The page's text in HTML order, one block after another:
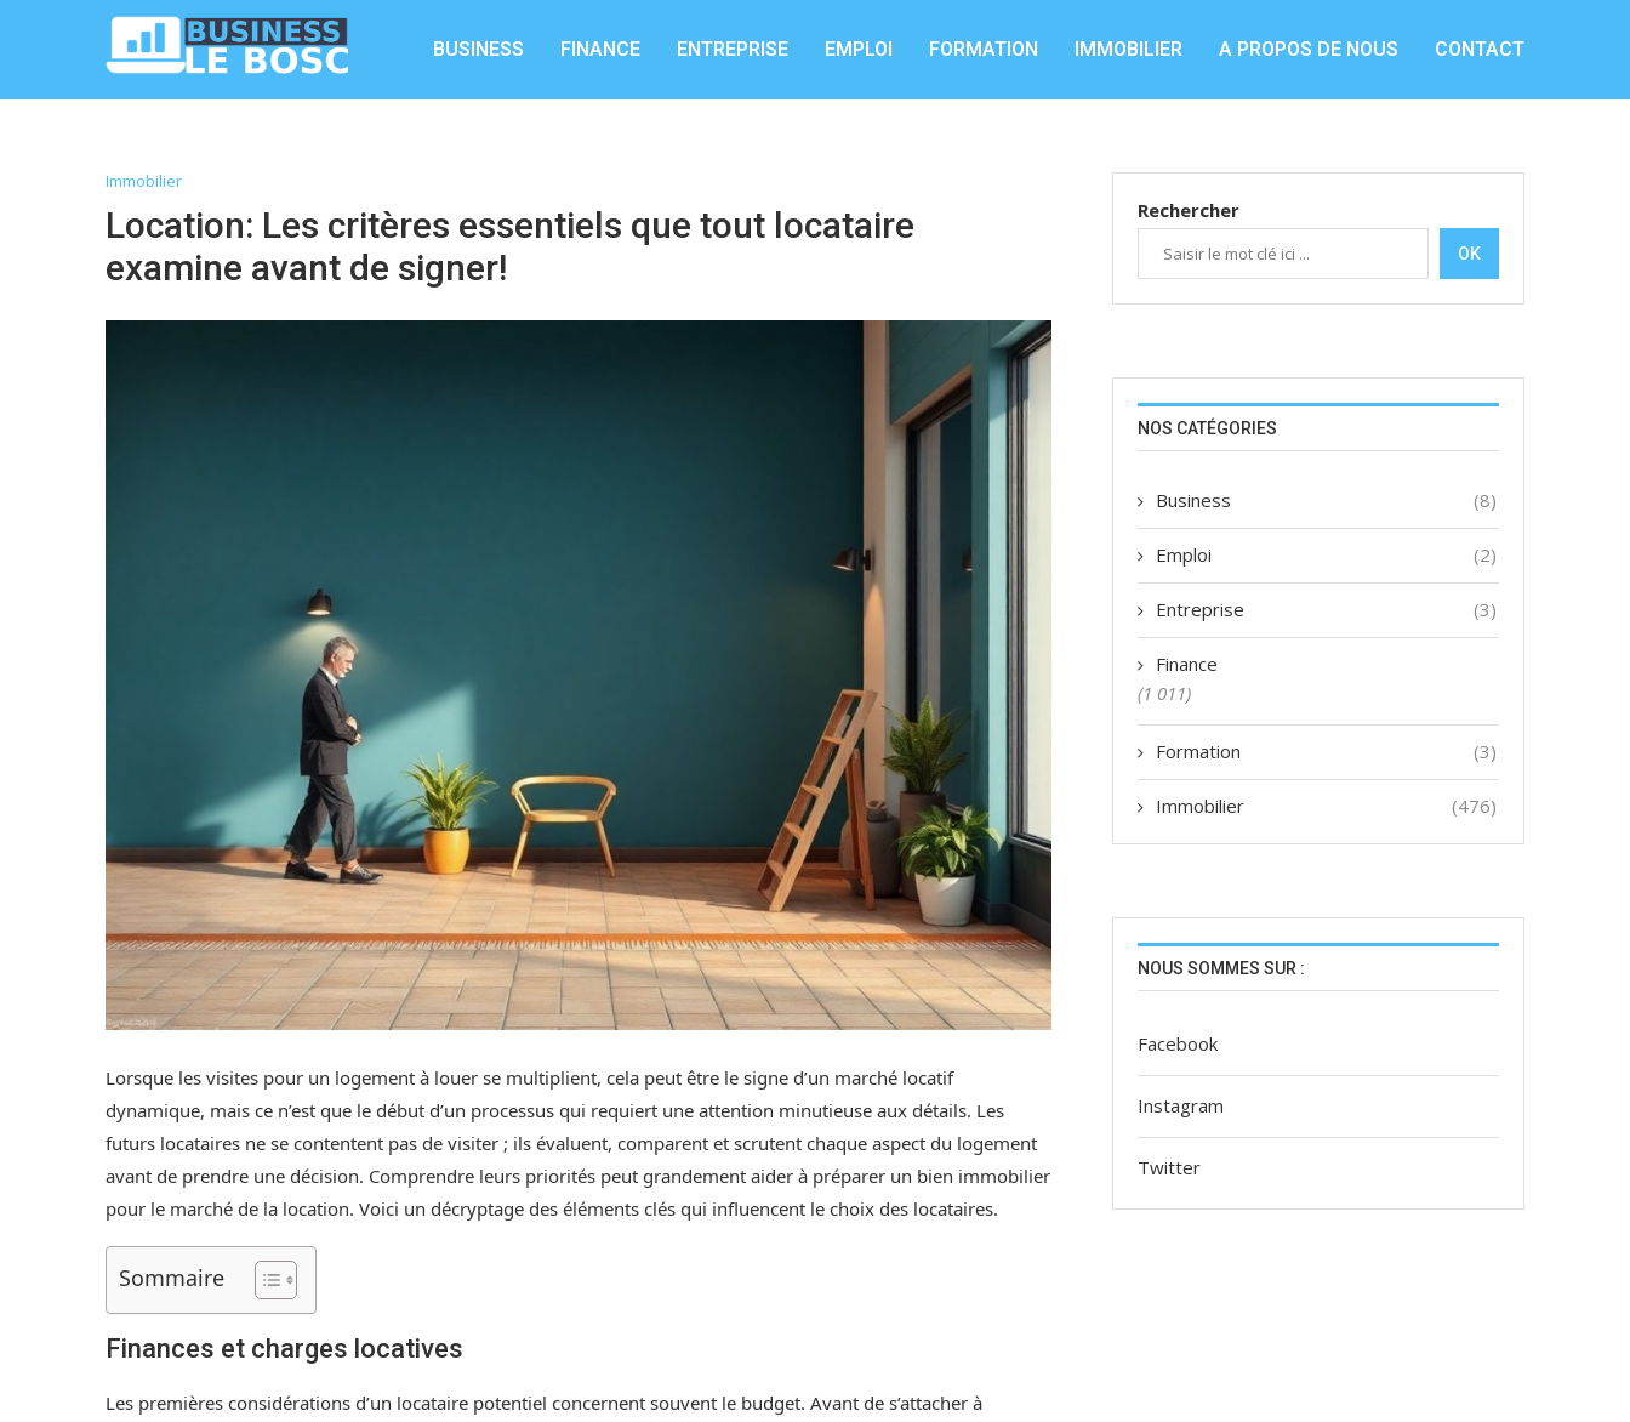
BUSINESS FINANCE ENTREPRISE EMPLOI FORMATION IMMOBILIER A PROPOS DE NOUS CONTACT
Immobilier
Location: Les critères essentiels que tout locataire
examine avant de signer!
Lorsque les visites pour un logement à louer se multiplient, cela peut être le signe d’un marché locatif
dynamique, mais ce n’est que le début d’un processus qui requiert une attention minutieuse aux détails. Les
futurs locataires ne se contentent pas de visiter ; ils évaluent, comparent et scrutent chaque aspect du logement
avant de prendre une décision. Comprendre leurs priorités peut grandement aider à préparer un bien immobilier
pour le marché de la location. Voici un décryptage des éléments clés qui influencent le choix des locataires.
Sommaire
Finances et charges locatives
Les premières considérations d’un locataire potentiel concernent souvent le budget. Avant de s’attacher à
Rechercher
OK
NOS CATÉGORIES
Business (8)
Emploi (2)
Entreprise (3)
Finance
(1 011)
Formation (3)
Immobilier (476)
NOUS SOMMES SUR :
Facebook
Instagram
Twitter